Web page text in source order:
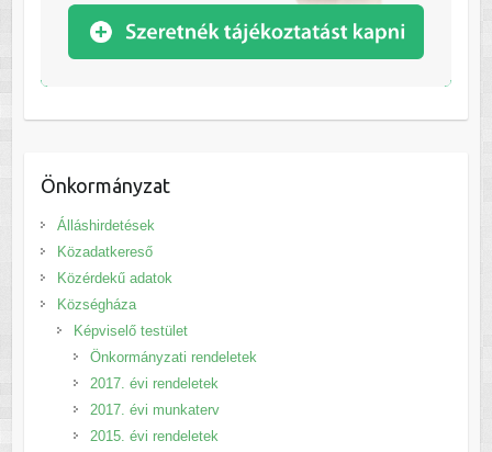
Önkormányzat
Álláshirdetések
Közadatkereső
Közérdekű adatok
Községháza
Képviselő testület
Önkormányzati rendeletek
2017. évi rendeletek
2017. évi munkaterv
2015. évi rendeletek